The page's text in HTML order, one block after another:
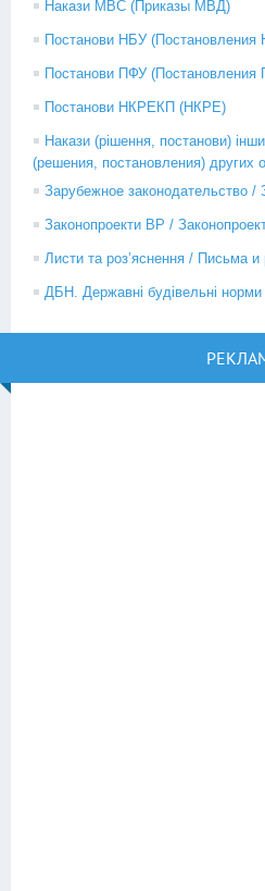
Накази МВС (Приказы МВД)
Постанови НБУ (Постановления
Постанови ПФУ (Постановления
Постанови НКРЕКП (НКРЕ)
Накази (рішення, постанови)
(решения, постановления) других
Зарубежное законодательство /
Законопроекти ВР /
Листи та роз’яснення / Письма и
ДБН. Державні будівельні норми